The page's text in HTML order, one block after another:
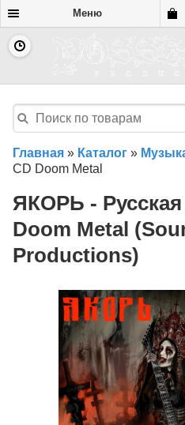
Меню
Главная » Каталог »
CD Doom Metal
ЯКОРЬ - Русская
Doom Metal
Productions)